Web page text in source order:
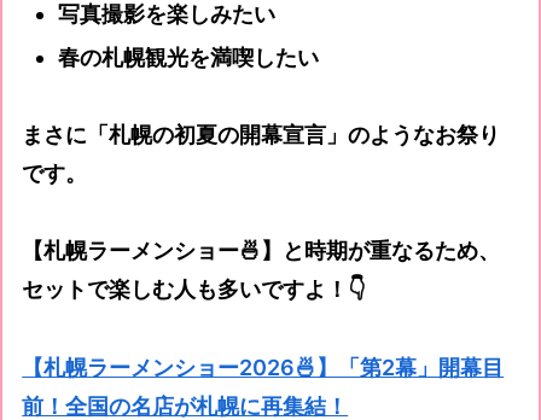
写真撮影を楽しみたい
春の札幌観光を満喫したい
まさに「札幌の初夏の開幕宣言」のようなお祭り
です。
【札幌ラーメンショー🍜】と時期が重なるため、
セットで楽しむ人も多いですよ！👇
【札幌ラーメンショー2026🍜】「第2幕」開幕目
前！全国の名店が札幌に再集結！